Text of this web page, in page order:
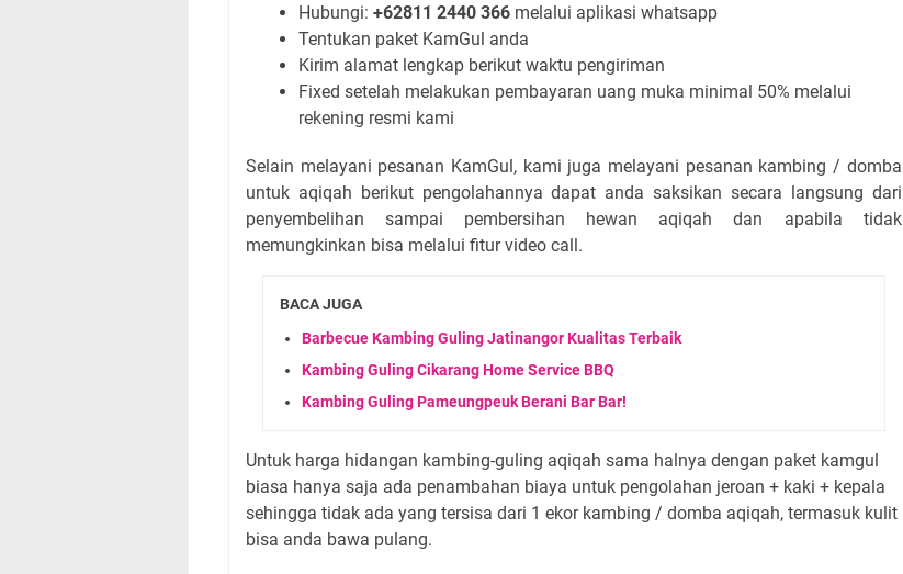
Hubungi: +62811 2440 366 melalui aplikasi whatsapp
Tentukan paket KamGul anda
Kirim alamat lengkap berikut waktu pengiriman
Fixed setelah melakukan pembayaran uang muka minimal 50% melalui
rekening resmi kami
Selain melayani pesanan KamGul, kami juga melayani pesanan kambing / domba
untuk aqiqah berikut pengolahannya dapat anda saksikan secara langsung dari
penyembelihan sampai pembersihan hewan aqiqah dan apabila tidak
memungkinkan bisa melalui fitur video call.
BACA JUGA
Barbecue Kambing Guling Jatinangor Kualitas Terbaik
Kambing Guling Cikarang Home Service BBQ
Kambing Guling Pameungpeuk Berani Bar Bar!
Untuk harga hidangan kambing-guling aqiqah sama halnya dengan paket kamgul
biasa hanya saja ada penambahan biaya untuk pengolahan jeroan + kaki + kepala
sehingga tidak ada yang tersisa dari 1 ekor kambing / domba aqiqah, termasuk kulit
bisa anda bawa pulang.